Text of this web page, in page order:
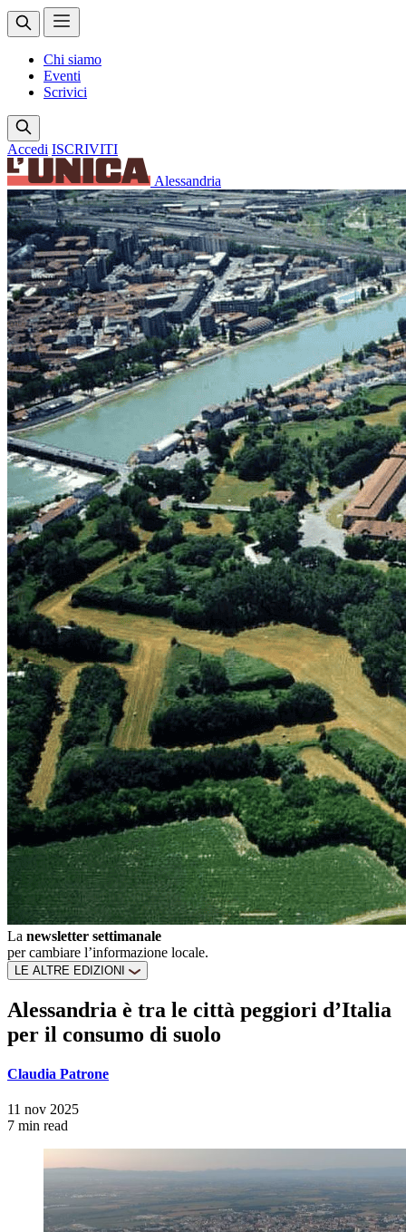
Chi siamo
Eventi
Scrivici
Accedi ISCRIVITI
Alessandria
La newsletter settimanale
per cambiare l’informazione locale.
LE ALTRE EDIZIONI
Alessandria è tra le città peggiori d’Italia
per il consumo di suolo
Claudia Patrone
11 nov 2025
7 min read